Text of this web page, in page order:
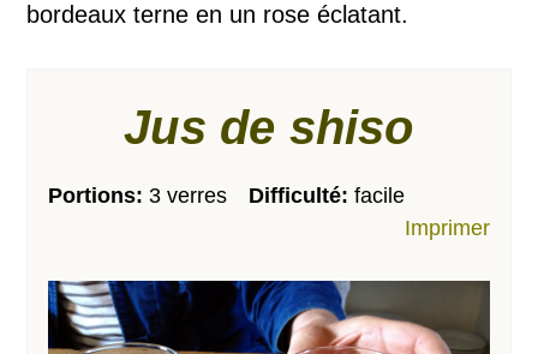
bordeaux terne en un rose éclatant.
Jus de shiso
Portions: 3 verres Difficulté: facile
Imprimer